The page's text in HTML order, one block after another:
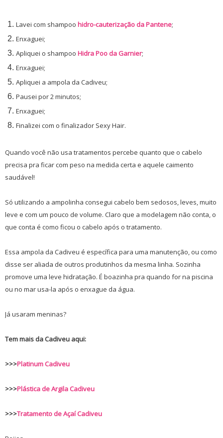
Lavei com shampoohidro-cauterização da Pantene;
Enxaguei;
Apliquei o shampooHidra Poo da Garnier;
Enxaguei;
Apliquei a ampola da Cadiveu;
Pausei por 2 minutos;
Enxaguei;
Finalizei com o finalizador Sexy Hair.
Quando você não usa tratamentos percebe quanto que o cabelo
precisa pra ficar com peso na medida certa e aquele caimento
saudável!
Só utilizando a ampolinha consegui cabelo bem sedosos, leves, muito
leve e com um pouco de volume. Claro que a modelagem não conta, o
que conta é como ficou o cabelo após o tratamento.
Essa ampola da Cadiveu é específica para uma manutenção, ou como
disse ser aliada de outros produtinhos da mesma linha. Sozinha
promove uma leve hidratação. É boazinha pra quando for na piscina
ou no mar usa-la após o enxague da água.
Já usaram meninas?
Tem mais da Cadiveu aqui:
>>>Platinum Cadiveu
>>>Plástica de Argila Cadiveu
>>>Tratamento de Açaí Cadiveu